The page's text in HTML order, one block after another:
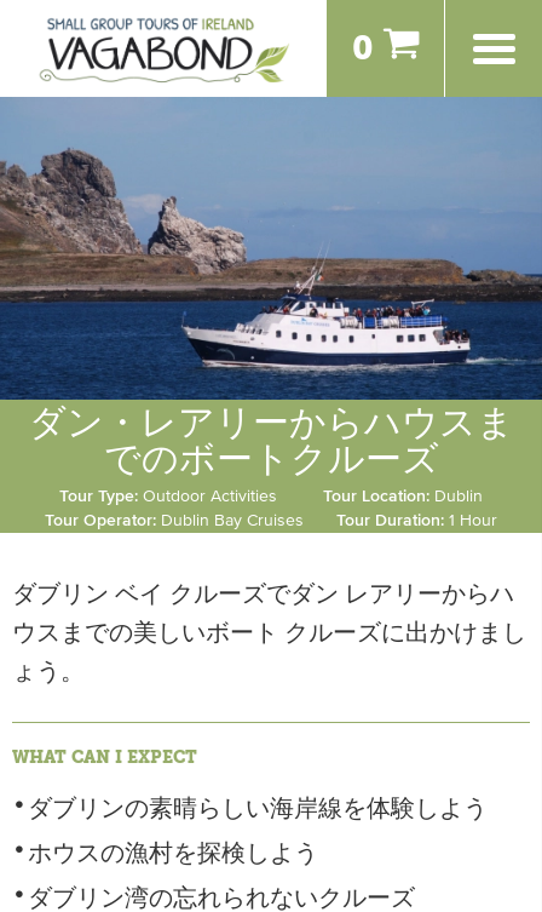
0
ダン・レアリーからハウスま
でのボートクルーズ
Tour Type: Outdoor Activities Tour Location: Dublin
Tour Operator: Dublin Bay Cruises Tour Duration: 1 Hour
ダブリン ベイ クルーズでダン レアリーからハ
ウスまでの美しいボート クルーズに出かけまし
ょう。
WHAT CAN I EXPECT
ダブリンの素晴らしい海岸線を体験しよう
ホウスの漁村を探検しよう
ダブリン湾の忘れられないクルーズ